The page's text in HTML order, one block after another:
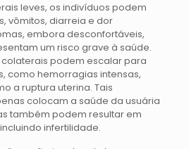
leves, os indivíduos podem
vômitos, diarreia e dor
embora desconfortáveis,
um risco grave à saúde.
colaterais podem escalar para
como hemorragias intensas,
a ruptura uterina. Tais
colocam a saúde da usuária
também podem resultar em
infertilidade.